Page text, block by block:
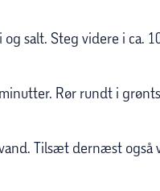
salt. Steg videre i ca.
Rør rundt i
Tilsæt dernæst også